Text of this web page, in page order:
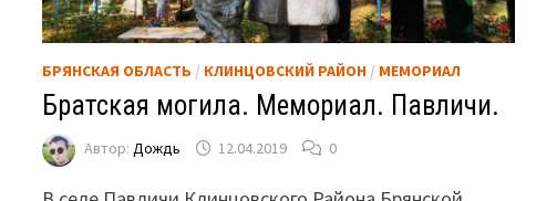
БРЯНСКАЯ ОБЛАСТЬ / КЛИНЦОВСКИЙ РАЙОН / МЕМОРИАЛ
Братская могила. Мемориал. Павличи.
Автор:Дождь 12.04.2019 0